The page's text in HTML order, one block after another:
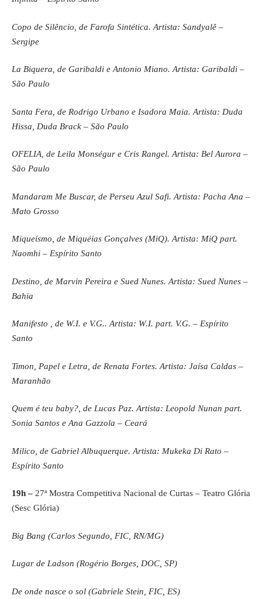
Copo de Silêncio, de Farofa Sintética. Artista: Sandyalê –
Sergipe
La Biquera, de Garibaldi e Antonio Miano. Artista: Garibaldi –
São Paulo
Santa Fera, de Rodrigo Urbano e Isadora Maia. Artista: Duda
Hissa, Duda Brack – São Paulo
OFELIA, de Leila Monségur e Cris Rangel. Artista: Bel Aurora –
São Paulo
Mandaram Me Buscar, de Perseu Azul Safi. Artista: Pacha Ana –
Mato Grosso
Miqueísmo, de Miquéias Gonçalves (MiQ). Artista: MiQ part.
Naomhi – Espírito Santo
Destino, de Marvin Pereira e Sued Nunes. Artista: Sued Nunes –
Bahia
Manifesto , de W.I. e V.G.. Artista: W.I. part. V.G. – Espírito
Santo
Timon, Papel e Letra, de Renata Fortes. Artista: Jaísa Caldas –
Maranhão
Quem é teu baby?, de Lucas Paz. Artista: Leopold Nunan part.
Sonia Santos e Ana Gazzola – Ceará
Milico, de Gabriel Albuquerque. Artista: Mukeka Di Rato –
Espírito Santo
19h – 27ª Mostra Competitiva Nacional de Curtas – Teatro Glória
(Sesc Glória)
Big Bang (Carlos Segundo, FIC, RN/MG)
Lugar de Ladson (Rogério Borges, DOC, SP)
De onde nasce o sol (Gabriele Stein, FIC, ES)